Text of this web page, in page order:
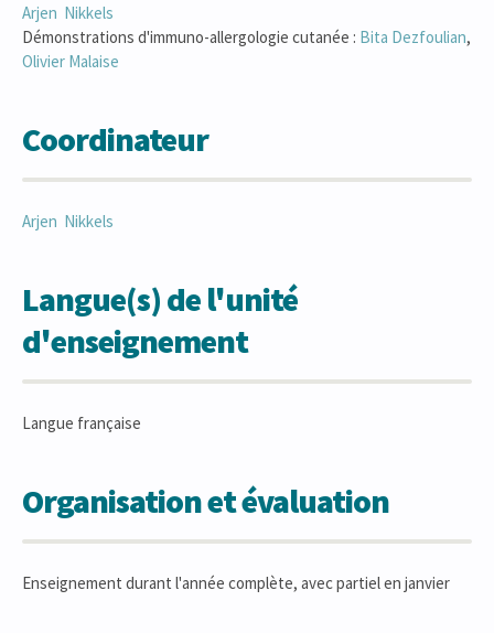
Arjen Nikkels
Démonstrations d'immuno-allergologie cutanée : Bita Dezfoulian,
Olivier Malaise
Coordinateur
Arjen Nikkels
Langue(s) de l'unité
d'enseignement
Langue française
Organisation et évaluation
Enseignement durant l'année complète, avec partiel en janvier